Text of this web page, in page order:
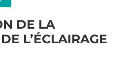
DE LA
L’ÉCLAIRAGE